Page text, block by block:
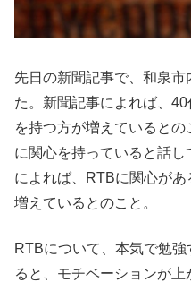
先日の新聞記事で、和泉
た。新聞記事によれば、
を持つ方が増えていると
に関心を持っていると話
によれば、RTBに関心が
増えているとのこと。
RTBについて、本気で勉
ると、モチベーションが上